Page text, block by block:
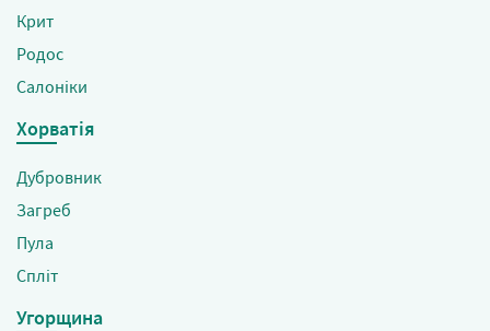
Крит
Родос
Салоніки
Хорватія
Дубровник
Загреб
Пула
Спліт
Угорщина